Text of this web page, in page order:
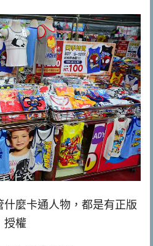
什麼卡通人物，都是有正版
授權